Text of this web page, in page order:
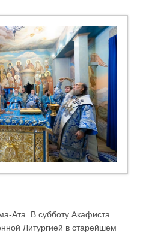
Ата. В субботу Акафиста
Литургией в старейшем